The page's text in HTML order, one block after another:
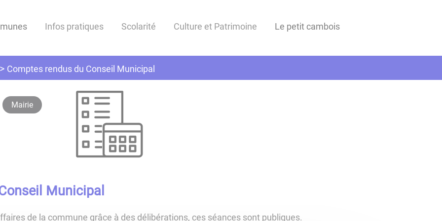
Infos pratiques Scolarité Culture et Patrimoine Le petit cambois
Comptes rendus du Conseil Municipal
Mairie
Municipal
de la commune grâce à des délibérations, ces séances sont publiques.